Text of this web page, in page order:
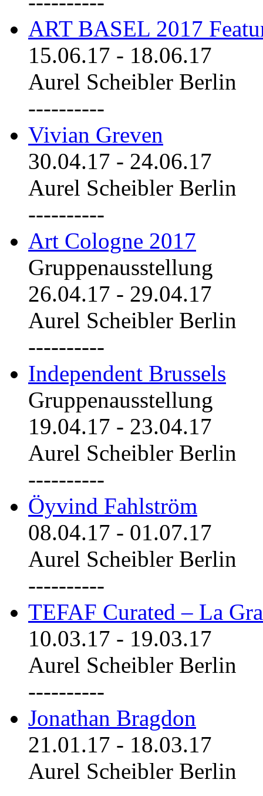
ART BASEL 2017
15.06.17 - 18.06.17
Aurel Scheibler Berlin
----------
Vivian Greven
30.04.17 - 24.06.17
Aurel Scheibler Berlin
----------
Art Cologne 2017
Gruppenausstellung
26.04.17 - 29.04.17
Aurel Scheibler Berlin
----------
Independent Brussels
Gruppenausstellung
19.04.17 - 23.04.17
Aurel Scheibler Berlin
----------
Öyvind Fahlström
08.04.17 - 01.07.17
Aurel Scheibler Berlin
----------
TEFAF Curated – La
10.03.17 - 19.03.17
Aurel Scheibler Berlin
----------
Jonathan Bragdon
21.01.17 - 18.03.17
Aurel Scheibler Berlin